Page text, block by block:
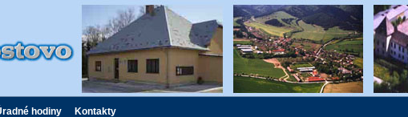
hodiny Kontakty